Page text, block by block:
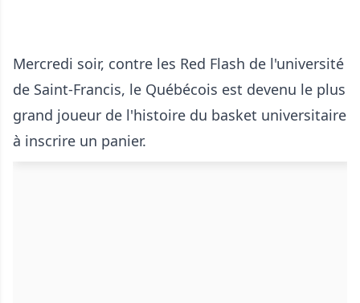
Mercredi soir, contre les Red Flash de l'université
de Saint-Francis, le Québécois est devenu le plus
grand joueur de l'histoire du basket universitaire
à inscrire un panier.